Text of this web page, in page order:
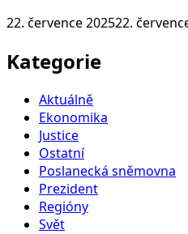
22. července 202522.
Kategorie
Aktuálně
Ekonomika
Justice
Ostatní
Poslanecká sněmovna
Prezident
Regióny
Svět